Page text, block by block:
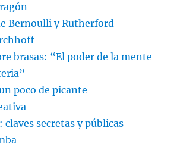
Bernoulli y Rutherford
brasas: “El poder de la mente
poco de picante
secretas y públicas